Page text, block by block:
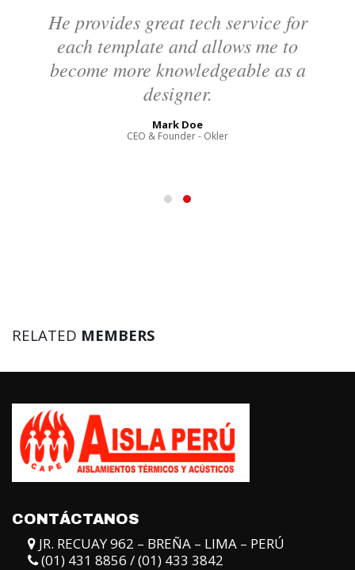
He provides great tech service for
each template and allows me to
become more knowledgeable as a
designer.
Mark Doe
CEO & Founder - Okler
RELATED MEMBERS
CONTÁCTANOS
JR. RECUAY 962 – BREÑA – LIMA – PERÚ
(01) 431 8856 / (01) 433 3842